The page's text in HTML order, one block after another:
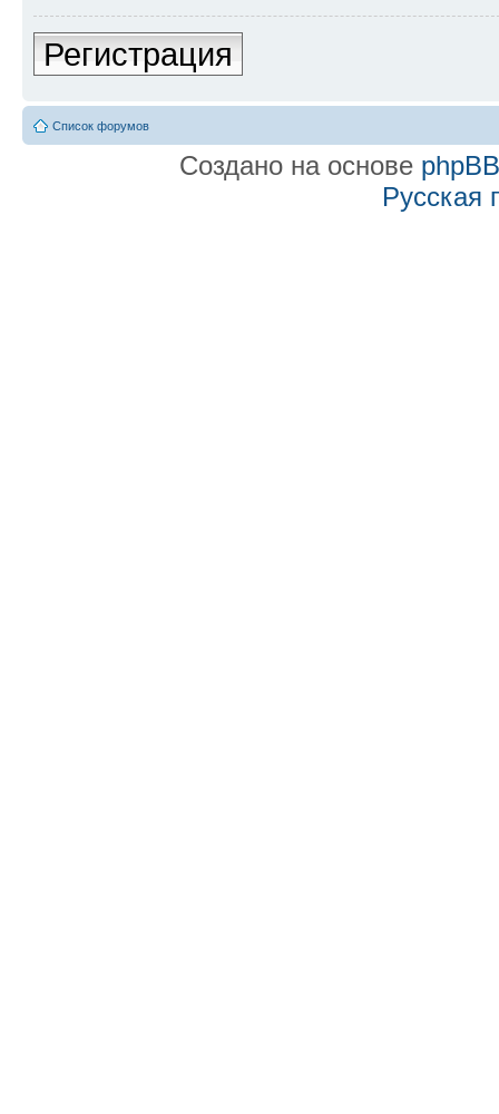
Регистрация
Список форумов
Создано на основе phpBB
Русская